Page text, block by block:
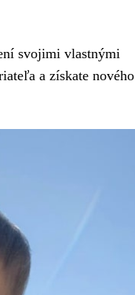
svojimi vlastnými
a získate nového